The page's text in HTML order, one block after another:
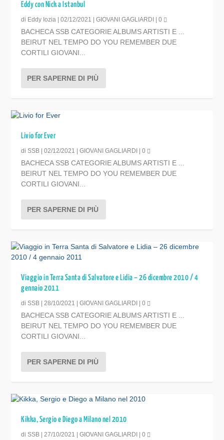
Eddy con Nick a Istanbul
di Eddy Iozia |02/12/2021 |GIOVANI GAGLIARDI |0
BACHECA SSB CATEGORIE ALBUMS ARTISTI E ...
BEIRUT NEL TEMPO DO YOU REMEMBER DUE
CORTILI GIOVANI...
PER SAPERNE DI PIÙ
Livio for Ever
diSSB |02/12/2021 |GIOVANI GAGLIARDI |0
BACHECA SSB CATEGORIE ALBUMS ARTISTI E ...
BEIRUT NEL TEMPO DO YOU REMEMBER DUE
CORTILI GIOVANI...
PER SAPERNE DI PIÙ
Viaggio in Terra Santa di Salvatore e Lidia – 26 dicembre 2010 / 4
gennaio 2011
diSSB | 28/10/2021 |GIOVANI GAGLIARDI |0
BACHECA SSB CATEGORIE ALBUMS ARTISTI E ...
BEIRUT NEL TEMPO DO YOU REMEMBER DUE
CORTILI GIOVANI...
PER SAPERNE DI PIÙ
Kikka, Sergio e Diego a Milano nel 2010
diSSB | 27/10/2021 |GIOVANI GAGLIARDI |0